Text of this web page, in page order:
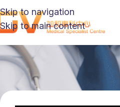
Skip to navigation
Skip to main content